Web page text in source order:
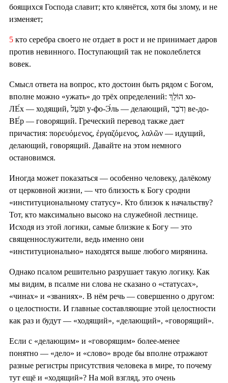
боящихся Господа славит; кто клянётся, хотя бы злому, и не
изменяет;
5 кто серебра своего не отдает в рост и не принимает даров
против невинного. Поступающий так не поколеблется
вовек.
Смысл ответа на вопрос, кто достоин быть рядом с Богом,
вполне можно «ужать» до трёх определений: הוֹלֵךְ хо-
ЛЕ́х — ходящий, וּפֹעֵל у-фо-Э́ль — делающий, וְדֹבֵר ве-до-
ВЕ́р — говорящий. Греческий перевод также дает
причастия: πορευόμενος, ἐργαζόμενος, λαλῶν — идущий,
делающий, говорящий. Давайте на этом немного
остановимся.
Иногда может показаться — особенно человеку, далёкому
от церковной жизни, — что близость к Богу сродни
«институциональному статусу». Кто близок к начальству?
Тот, кто максимально высоко на служебной лестнице.
Исходя из этой логики, самые близкие к Богу — это
священнослужители, ведь именно они
«институционально» находятся выше любого мирянина.
Однако псалом решительно разрушает такую логику. Как
мы видим, в псалме ни слова не сказано о «статусах»,
«чинах» и «званиях». В нём речь — совершенно о другом:
о целостности. И главные составляющие этой целостности
как раз и будут — «ходящий», «делающий», «говорящий».
Если с «делающим» и «говорящим» более-менее
понятно — «дело» и «слово» вроде бы вполне отражают
разные регистры присутствия человека в мире, то почему
тут ещё и «ходящий»? На мой взгляд, это очень